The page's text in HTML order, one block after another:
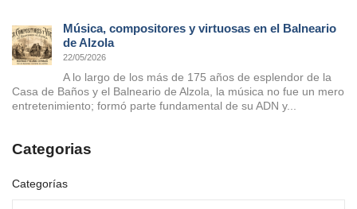
Música, compositores y virtuosas en el Balneario
de Alzola
22/05/2026
A lo largo de los más de 175 años de esplendor de la
Casa de Baños y el Balneario de Alzola, la música no fue un mero
entretenimiento; formó parte fundamental de su ADN y...
Categorias
Categorías